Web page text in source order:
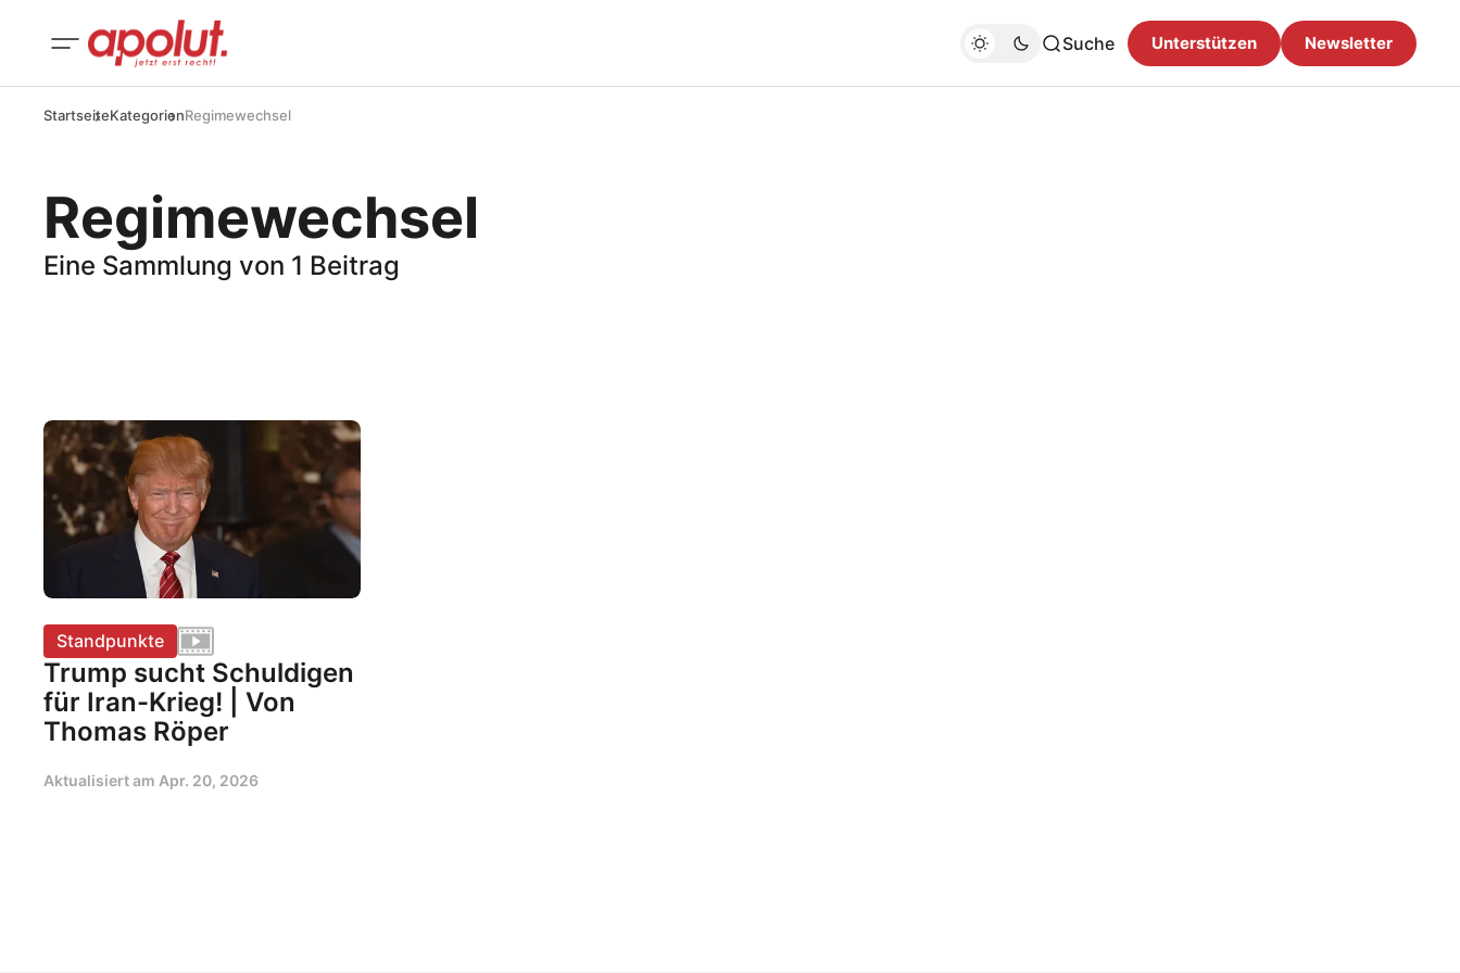
Suche Unterstützen Newsletter
StartseiteKategorienRegimewechsel
Regimewechsel
Eine Sammlung von 1 Beitrag
Standpunkte
Trump sucht Schuldigen
für Iran-Krieg! | Von
Thomas Röper
Aktualisiert am Apr. 20, 2026